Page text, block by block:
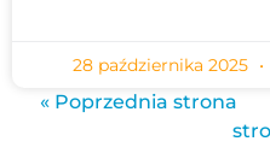
28 października 2025
« Poprzednia strona